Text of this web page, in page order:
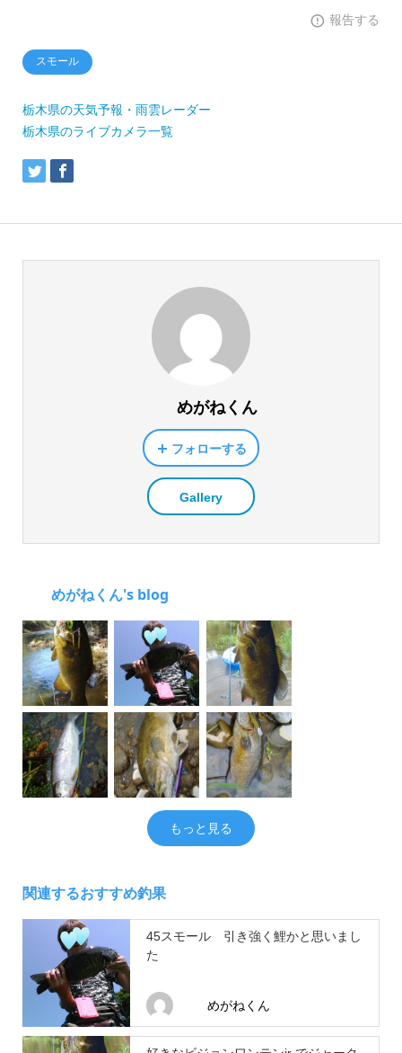
報告する
スモール
栃木県の天気予報・雨雲レーダー
栃木県のライブカメラ一覧
めがねくん
フォローする
Gallery
めがねくん's blog
もっと見る
関連するおすすめ釣果
45スモール 引き強く鯉かと思いまし
た
めがねくん